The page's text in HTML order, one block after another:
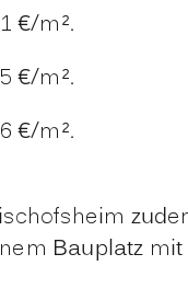
€/m².
€/m².
€/m².
Bauplatz